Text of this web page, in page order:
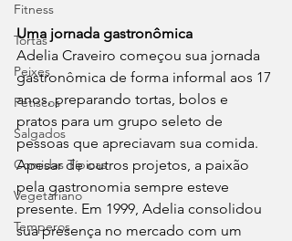
Fitness
Tortas
Peixes
Petiscos
Salgados
Comidas Típicas
Vegetariano
Temperos
Uma jornada gastronômica
Adelia Craveiro começou sua jornada
gastronômica de forma informal aos 17
anos, preparando tortas, bolos e
pratos para um grupo seleto de
pessoas que apreciavam sua comida.
Apesar de outros projetos, a paixão
pela gastronomia sempre esteve
presente. Em 1999, Adelia consolidou
sua presença no mercado com um